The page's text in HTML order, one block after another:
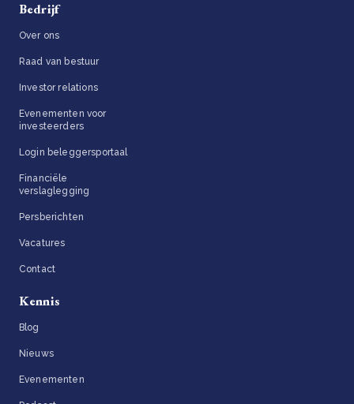
Bedrijf
Over ons
Raad van bestuur
Investor relations
Evenementen voor
investeerders
Login beleggersportaal
Financiële
verslaglegging
Persberichten
Vacatures
Contact
Kennis
Blog
Nieuws
Evenementen